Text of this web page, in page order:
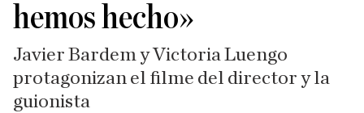
hemos hecho»
Javier Bardem y Victoria Luengo
protagonizan el filme del director y la
guionista